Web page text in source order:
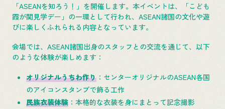
「ASEANを知ろう！」を開催します。本イベントは、「こども
霞が関見学デー」の一環として行われ、ASEAN諸国の文化や遊
びに楽しくふれられる内容となっています。
会場では、ASEAN諸国出身のスタッフとの交流を通じて、以下
のような体験が楽しめます：
オリジナルうちわ作り ：センターオリジナルのASEAN各国
のアイコンスタンプで飾る工作
民族衣装体験 ：本格的な衣装を身にまとって記念撮影